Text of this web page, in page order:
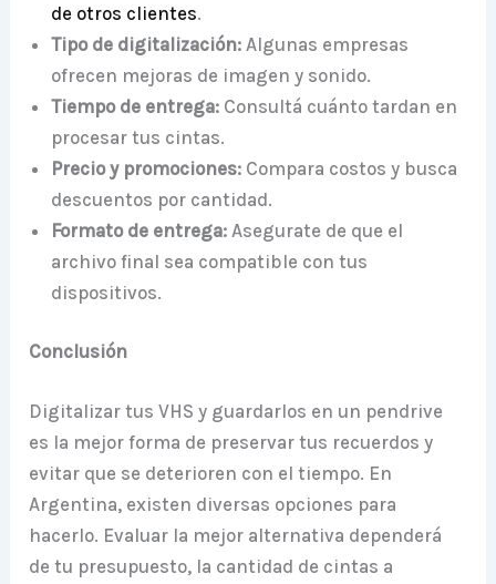
de otros clientes.
Tipo de digitalización: Algunas empresas
ofrecen mejoras de imagen y sonido.
Tiempo de entrega: Consultá cuánto tardan en
procesar tus cintas.
Precio y promociones: Compara costos y busca
descuentos por cantidad.
Formato de entrega: Asegurate de que el
archivo final sea compatible con tus
dispositivos.
Conclusión
Digitalizar tus VHS y guardarlos en un pendrive
es la mejor forma de preservar tus recuerdos y
evitar que se deterioren con el tiempo. En
Argentina, existen diversas opciones para
hacerlo. Evaluar la mejor alternativa dependerá
de tu presupuesto, la cantidad de cintas a